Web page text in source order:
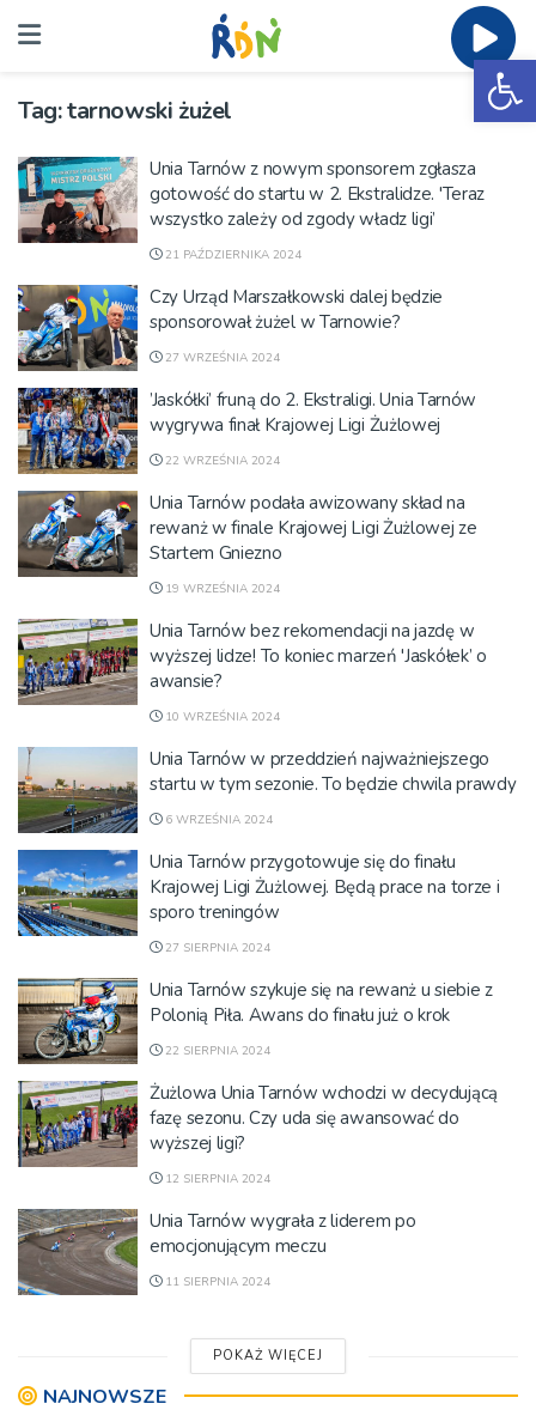
Tag:tarnowski żużel
Unia Tarnów z nowym sponsorem zgłasza
gotowość do startu w 2. Ekstralidze. 'Teraz
wszystko zależy od zgody władz ligi’
21 PAŹDZIERNIKA 2024
Czy Urząd Marszałkowski dalej będzie
sponsorował żużel w Tarnowie?
27 WRZEŚNIA 2024
’Jaskółki’ fruną do 2. Ekstraligi. Unia Tarnów
wygrywa finał Krajowej Ligi Żużlowej
22 WRZEŚNIA 2024
Unia Tarnów podała awizowany skład na
rewanż w finale Krajowej Ligi Żużlowej ze
Startem Gniezno
19 WRZEŚNIA 2024
Unia Tarnów bez rekomendacji na jazdę w
wyższej lidze! To koniec marzeń 'Jaskółek’ o
awansie?
10 WRZEŚNIA 2024
Unia Tarnów w przeddzień najważniejszego
startu w tym sezonie. To będzie chwila prawdy
6 WRZEŚNIA 2024
Unia Tarnów przygotowuje się do finału
Krajowej Ligi Żużlowej. Będą prace na torze i
sporo treningów
27 SIERPNIA 2024
Unia Tarnów szykuje się na rewanż u siebie z
Polonią Piła. Awans do finału już o krok
22 SIERPNIA 2024
Żużlowa Unia Tarnów wchodzi w decydującą
fazę sezonu. Czy uda się awansować do
wyższej ligi?
12 SIERPNIA 2024
Unia Tarnów wygrała z liderem po
emocjonującym meczu
11 SIERPNIA 2024
POKAŻ WIĘCEJ
NAJNOWSZE